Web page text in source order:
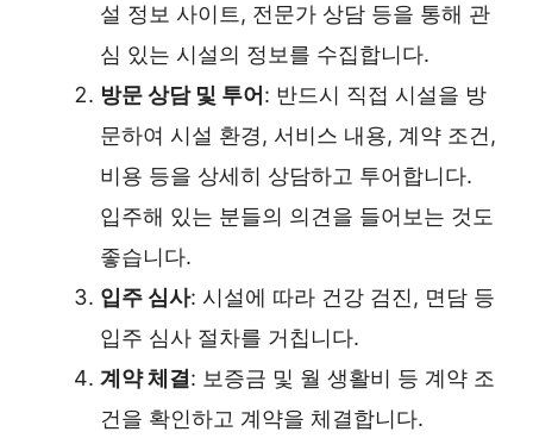
설 정보 사이트, 전문가 상담 등을 통해 관
심 있는 시설의 정보를 수집합니다.
방문 상담 및 투어 : 반드시 직접 시설을 방
문하여 시설 환경, 서비스 내용, 계약 조건,
비용 등을 상세히 상담하고 투어합니다.
입주해 있는 분들의 의견을 들어보는 것도
좋습니다.
입주 심사: 시설에 따라 건강 검진, 면담 등
입주 심사 절차를 거칩니다.
계약 체결 : 보증금 및 월 생활비 등 계약 조
건을 확인하고 계약을 체결합니다.